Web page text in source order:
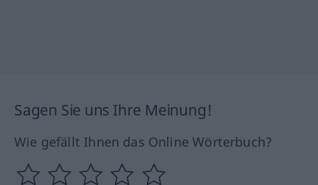
Sagen Sie uns Ihre Meinung!
Wie gefällt Ihnen das Online Wörterbuch?